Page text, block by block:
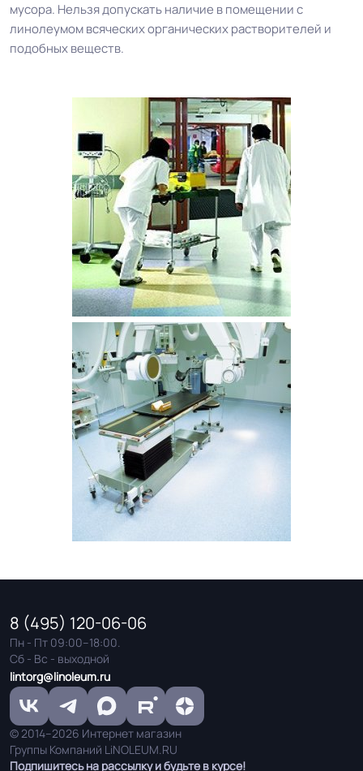
мусора. Нельзя допускать наличие в помещении с
линолеумом всяческих органических растворителей и
подобных веществ.
Подпишитесь на рассылку и будьте в курсе!
8 (495) 120-06-06
Пн - Пт 09:00–18:00.
Сб - Вс - выходной
lintorg@linoleum.ru
© 2014–2026 Интернет магазин
Группы Компаний LiNOLEUM.RU